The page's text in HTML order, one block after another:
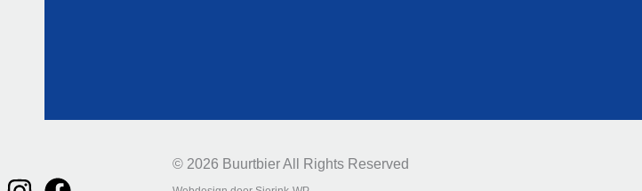
© 2026 Buurtbier All Rights Reserved